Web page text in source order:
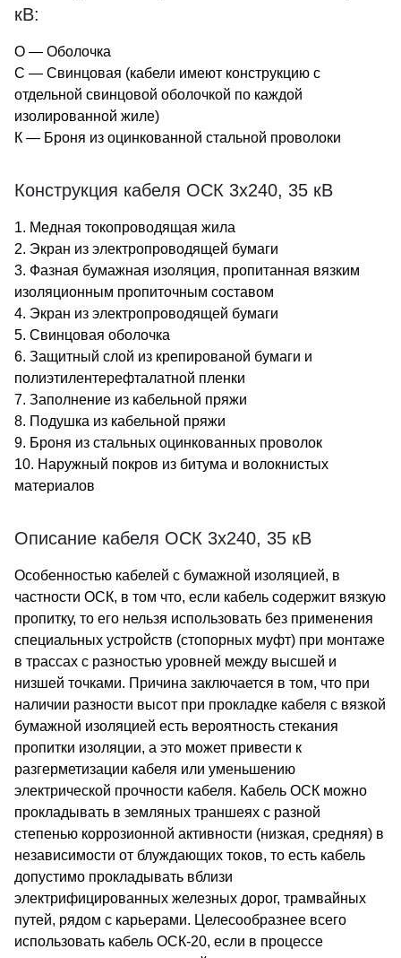
кВ:
О — Оболочка
С — Свинцовая (кабели имеют конструкцию с
отдельной свинцовой оболочкой по каждой
изолированной жиле)
К — Броня из оцинкованной стальной проволоки
Конструкция кабеля ОСК 3х240, 35 кВ
1. Медная токопроводящая жила
2. Экран из электропроводящей бумаги
3. Фазная бумажная изоляция, пропитанная вязким
изоляционным пропиточным составом
4. Экран из электропроводящей бумаги
5. Свинцовая оболочка
6. Защитный слой из крепированой бумаги и
полиэтилентерефталатной пленки
7. Заполнение из кабельной пряжи
8. Подушка из кабельной пряжи
9. Броня из стальных оцинкованных проволок
10. Наружный покров из битума и волокнистых
материалов
Описание кабеля ОСК 3х240, 35 кВ
Особенностью кабелей с бумажной изоляцией, в
частности ОСК, в том что, если кабель содержит вязкую
пропитку, то его нельзя использовать без применения
специальных устройств (стопорных муфт) при монтаже
в трассах с разностью уровней между высшей и
низшей точками. Причина заключается в том, что при
наличии разности высот при прокладке кабеля с вязкой
бумажной изоляцией есть вероятность стекания
пропитки изоляции, а это может привести к
разгерметизации кабеля или уменьшению
электрической прочности кабеля. Кабель ОСК можно
прокладывать в земляных траншеях с разной
степенью коррозионной активности (низкая, средняя) в
независимости от блуждающих токов, то есть кабель
допустимо прокладывать вблизи
электрифицированных железных дорог, трамвайных
путей, рядом с карьерами. Целесообразнее всего
использовать кабель ОСК-20, если в процессе